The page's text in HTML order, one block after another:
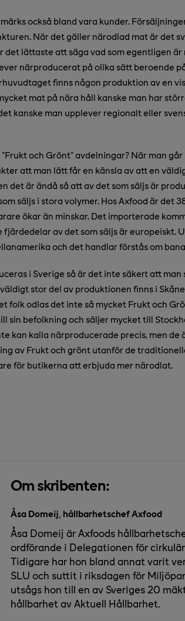
också bland vara kunder.
När det gäller närodlad mat är det
lättaste att säga vad som egentligen
närproducerat på olika sätt beroende
finns någon produktion av en
mat på nära håll kanske man har
kanske man upplever regionalt eller
och Grönt" avdelningar? När man
att man lätt får en känsla av att en
det är ändå så att av det som säljs är
säljs i stora volymer. Hos Axfood är det
ökar än minskar. Det importerade
av det som säljs är europeiskt.
och det handlar förstås om
i Sverige så är det inte säkert att man
stor del av produktionen finns i
folk odlas det inte så mycket Frukt och
sin befolkning och säljer mycket till
kan kalla närproducerade precis, men de
av Frukt och grönt utanför de
för butikerna att erbjuda mer närodlat.
Om skribenten:
Åsa Domeij, hållbarhetschef Axfood
Åsa Domeij är Axfoods
ordförande i Delegationen för
Tidigare har hon bland annat varit
SLU och suttit i riksdagen för
utsågs hon till en av Sveriges 20
hållbarhet av Aktuell Hållbarhet.